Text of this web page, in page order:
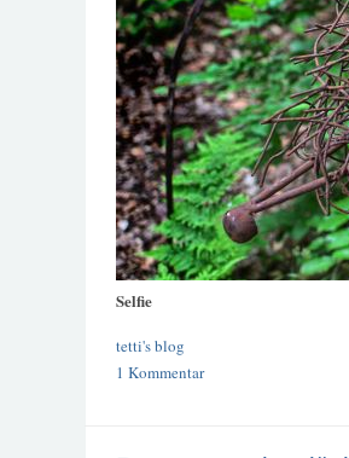
Selfie
tetti's blog
1 Kommentar